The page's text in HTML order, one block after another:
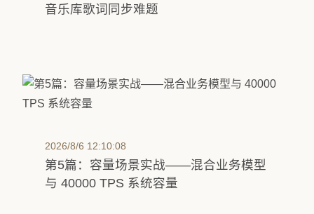
音乐库歌词同步难题
2026/8/6 12:10:08
第5篇：容量场景实战——混合业务模型
与 40000 TPS 系统容量